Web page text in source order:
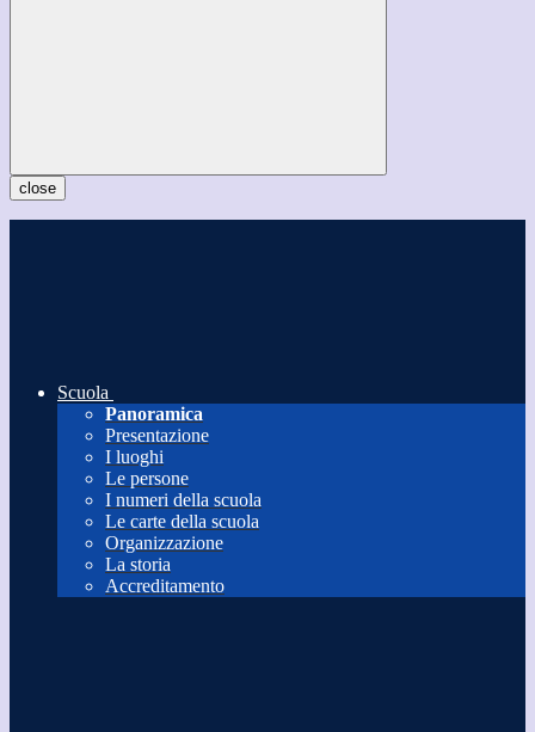
close
Scuola
Panoramica
Presentazione
I luoghi
Le persone
I numeri della scuola
Le carte della scuola
Organizzazione
La storia
Accreditamento